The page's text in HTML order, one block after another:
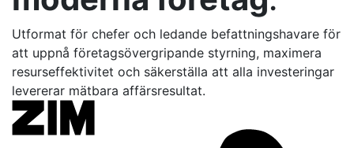
Utformat för chefer och ledande befattningshavare för
att uppnå företagsövergripande styrning, maximera
resurseffektivitet och säkerställa att alla investeringar
levererar mätbara affärsresultat.